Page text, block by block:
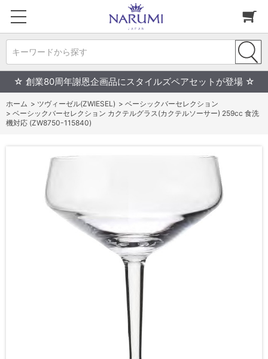
キーワードから探す
☆ 創業80周年謝恩企画品にスタイルズペアセットが登場 ☆
ホーム > ツヴィーゼル(ZWIESEL) > ベーシックバーセレクション
> ベーシックバーセレクション カクテルグラス(カクテルソーサー) 259cc 食洗
機対応 (ZW8750-115840)